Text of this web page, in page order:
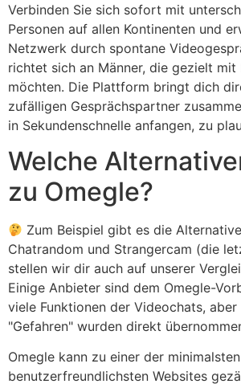
Verbinden Sie sich sofort mit
Personen auf allen Kontinenten und
Netzwerk durch spontane
richtet sich an Männer, die gezielt mit
möchten. Die Plattform bringt dich
zufälligen Gesprächspartner
in Sekundenschnelle anfangen, zu
Welche
zu Omegle?
Zum Beispiel gibt es die
Chatrandom und Strangercam (die
stellen wir dir auch auf unserer
Einige Anbieter sind dem Omegle-
viele Funktionen der Videochats, aber
"Gefahren" wurden direkt
Omegle kann zu einer der
benutzerfreundlichsten Websites